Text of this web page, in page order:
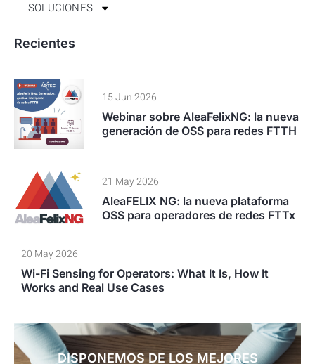
SOLUCIONES
Recientes
15 Jun 2026
Webinar sobre AleaFelixNG: la nueva
generación de OSS para redes FTTH
21 May 2026
AleaFELIX NG: la nueva plataforma
OSS para operadores de redes FTTx
20 May 2026
Wi-Fi Sensing for Operators: What It Is, How It
Works and Real Use Cases
DISPONEMOS DE LOS MEJORES